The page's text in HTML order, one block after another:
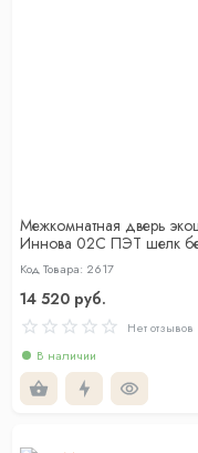
Межкомнатная дверь
Иннова 02С ПЭТ шелк
глухая
Код Товара: 2617
14 520 руб.
Нет отзывов
В наличии